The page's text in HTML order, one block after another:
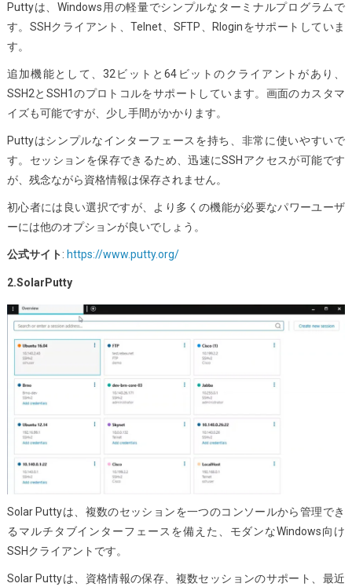
Puttyは、Windows用の軽量でシンプルなターミナルプログラムで
す。SSHクライアント、Telnet、SFTP、Rloginをサポートしていま
す。
追加機能として、32ビットと64ビットのクライアントがあり、
SSH2とSSH1のプロトコルをサポートしています。画面のカスタマ
イズも可能ですが、少し手間がかかります。
Puttyはシンプルなインターフェースを持ち、非常に使いやすいで
す。セッションを保存できるため、迅速にSSHアクセスが可能です
が、残念ながら資格情報は保存されません。
初心者には良い選択ですが、より多くの機能が必要なパワーユーザ
ーには他のオプションが良いでしょう。
公式サイト: https://www.putty.org/
2.SolarPutty
Solar Puttyは、複数のセッションを一つのコンソールから管理でき
るマルチタブインターフェースを備えた、モダンなWindows向け
SSHクライアントです。
Solar Puttyは、資格情報の保存、複数セッションのサポート、最近